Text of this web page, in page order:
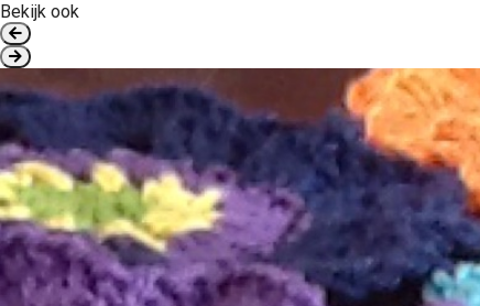
Bekijk ook